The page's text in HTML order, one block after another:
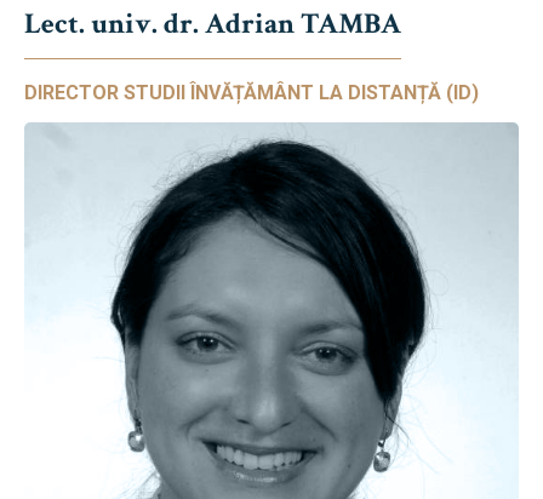
Lect. univ. dr. Adrian TAMBA
DIRECTOR STUDII ÎNVĂȚĂMÂNT LA DISTANȚĂ (ID)